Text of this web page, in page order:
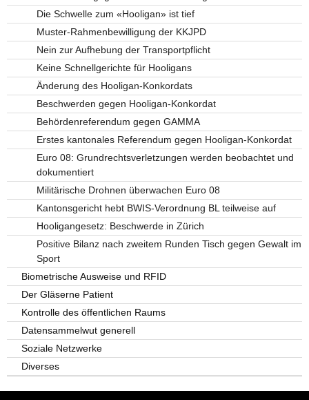
Die Schwelle zum «Hooligan» ist tief
Muster-Rahmenbewilligung der KKJPD
Nein zur Aufhebung der Transportpflicht
Keine Schnellgerichte für Hooligans
Änderung des Hooligan-Konkordats
Beschwerden gegen Hooligan-Konkordat
Behördenreferendum gegen GAMMA
Erstes kantonales Referendum gegen Hooligan-Konkordat
Euro 08: Grundrechtsverletzungen werden beobachtet und
dokumentiert
Militärische Drohnen überwachen Euro 08
Kantonsgericht hebt BWIS-Verordnung BL teilweise auf
Hooligangesetz: Beschwerde in Zürich
Positive Bilanz nach zweitem Runden Tisch gegen Gewalt im
Sport
Biometrische Ausweise und RFID
Der Gläserne Patient
Kontrolle des öffentlichen Raums
Datensammelwut generell
Soziale Netzwerke
Diverses